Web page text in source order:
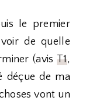
le premier
de quelle
(avisT1,
déçue de ma
vont un